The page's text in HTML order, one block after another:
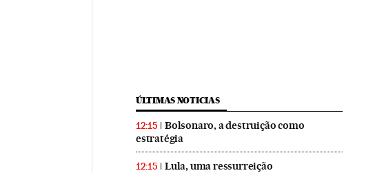
ÚLTIMAS NOTICIAS
12:15
Bolsonaro, a destruição como
estratégia
12:15 Lula, uma ressurreição